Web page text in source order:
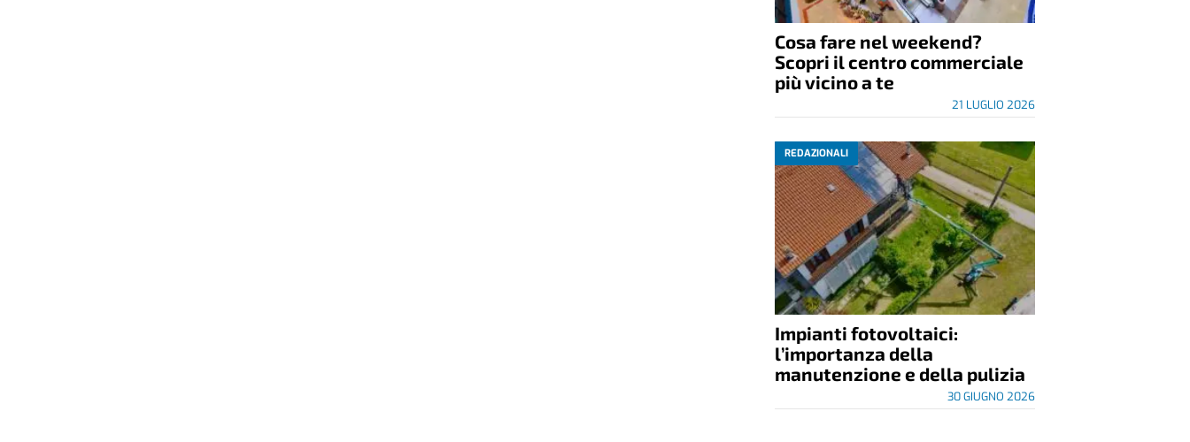
Cosa fare nel weekend?
Scopri il centro commerciale
più vicino a te
21 LUGLIO 2026
REDAZIONALI
Impianti fotovoltaici:
l’importanza della
manutenzione e della pulizia
30 GIUGNO 2026